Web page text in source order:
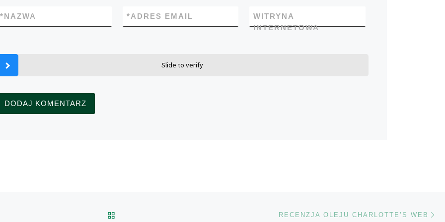
NAZWA
* ADRES EMAIL
*
WITRYNA
INTERNETOWA
Slide to verify
RECENZJA OLEJU CHARLOTTE’S WEB